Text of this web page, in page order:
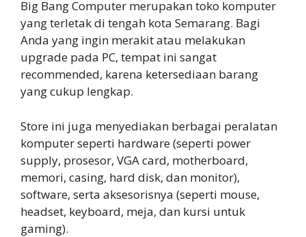
Big Bang Computer merupakan toko komputer
yang terletak di tengah kota Semarang. Bagi
Anda yang ingin merakit atau melakukan
upgrade pada PC, tempat ini sangat
recommended, karena ketersediaan barang
yang cukup lengkap.
Store ini juga menyediakan berbagai peralatan
komputer seperti hardware (seperti power
supply, prosesor, VGA card, motherboard,
memori, casing, hard disk, dan monitor),
software, serta aksesorisnya (seperti mouse,
headset, keyboard, meja, dan kursi untuk
gaming).